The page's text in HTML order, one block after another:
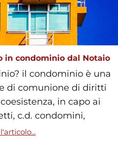
in condominio dal Notaio
il condominio è una
di comunione di diritti
in capo ai
c.d. condomini,